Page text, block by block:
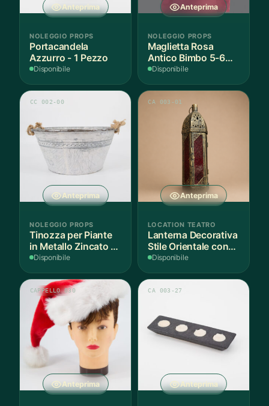
Anteprima
NOLEGGIO PROPS
Portacandela
Azzurro - 1 Pezzo
Disponibile
Anteprima
NOLEGGIO PROPS
Maglietta Rosa
Antico Bimbo 5-6
Anni Cotone - 1
Disponibile
Anteprima
CC 002-00
NOLEGGIO PROPS
Tinozza per Piante
in Metallo Zincato -
1 Pezzo
Disponibile
Anteprima
CA 003-01
LOCATION TEATRO
Lanterna Decorativa
Stile Orientale con
Vetri Rossi
Disponibile
Anteprima
CAPPELLO 030
Anteprima
CA 003-27